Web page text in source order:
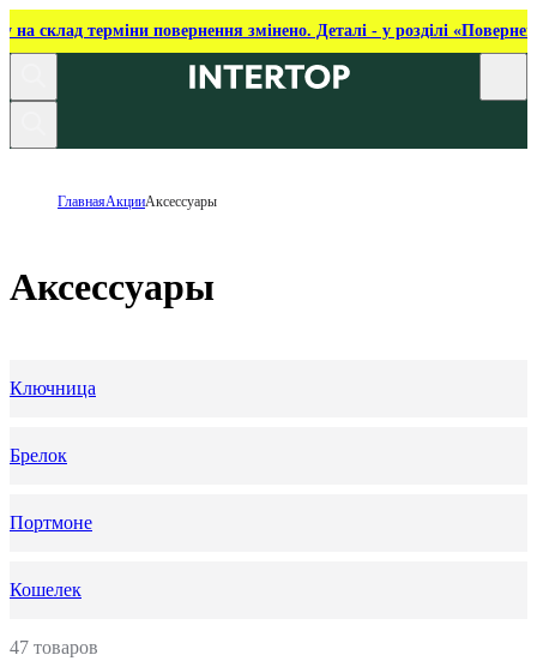
на склад терміни повернення змінено. Деталі - у розділі
ГлавнаяАкцииАксессуары
Аксессуары
Ключница
Брелок
Портмоне
Кошелек
47 товаров